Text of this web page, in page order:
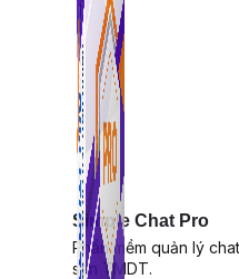
Simple Chat Pro
Phần mềm quản lý
sàn TMDT.